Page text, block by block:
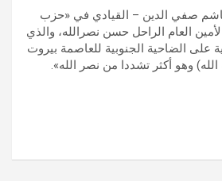
صفي الدين – القيادي في «حزب
العام الراحل حسن نصرالله، والذي
على الضاحية الجنوبية للعاصمة بيروت
وهو أكثر تشددا من نصر الله».